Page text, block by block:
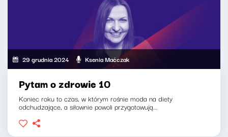
29 grudnia 2024 Ksenia Maćczak
Pytam o zdrowie 10
Koniec roku to czas, w którym rośnie moda na diety
odchudzające, a siłownie powoli przygotowują...